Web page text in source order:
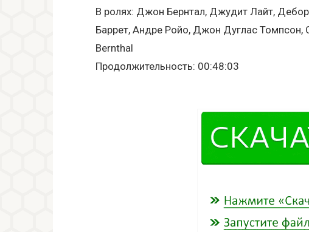
В ролях: Джон Бернтал, Джудит Лайт,
Баррет, Андре Ройо, Джон Дуглас Томпсон,
Bernthal
Продолжительность: 00:48:03